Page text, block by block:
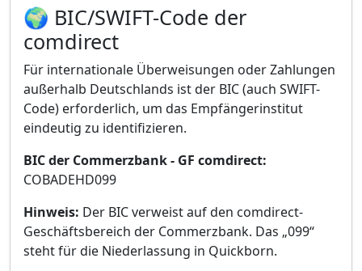
🌍 BIC/SWIFT-Code der
comdirect
Für internationale Überweisungen oder Zahlungen
außerhalb Deutschlands ist der BIC (auch SWIFT-
Code) erforderlich, um das Empfängerinstitut
eindeutig zu identifizieren.
BIC der Commerzbank - GF comdirect:
COBADEHD099
Hinweis: Der BIC verweist auf den comdirect-
Geschäftsbereich der Commerzbank. Das „099“
steht für die Niederlassung in Quickborn.